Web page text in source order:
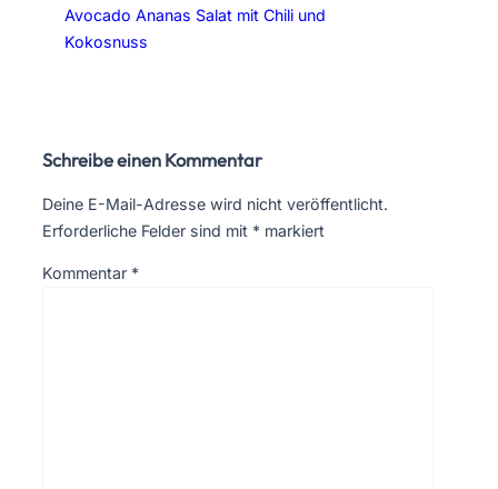
Avocado Ananas Salat mit Chili und
Kokosnuss
Schreibe einen Kommentar
Deine E-Mail-Adresse wird nicht veröffentlicht.
Erforderliche Felder sind mit * markiert
Kommentar *